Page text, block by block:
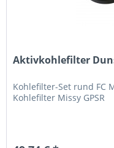
Aktivkohlefilter
Kohlefilter-Set rund FC
Kohlefilter Missy GPSR